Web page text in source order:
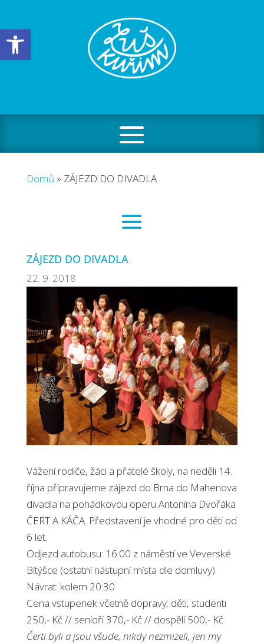
Open toolbar
Domů » ZÁJEZD DO DIVADLA
ZÁJEZD DO DIVADLA
22. 9. 2018
Vážení rodiče, žáci a přátelé školy, na neděli 14.
října připravujeme zájezd do Brna do Mahenova
divadla na pohádkovou operu Antonína Dvořáka
ČERT A KÁČA. Představení je vhodné pro děti od
6 let.
Odjezd autobusu: 16:00 z náměstí ve Veverské
Bítýšce (ostatní nástupní místa dle domluvy)
Návrat: kolem 20:30
Cena vstupenek včetně dopravy: děti, studenti
250,- Kč // senioři 370,- Kč // dospělí 500,- Kč
Čerti byli a jsou všude, nikdy nezmizeli, jen my